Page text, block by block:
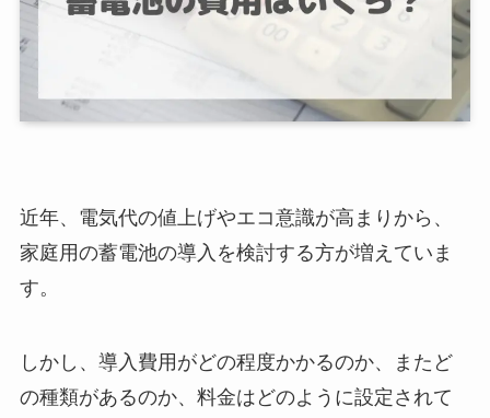
近年、電気代の値上げやエコ意識が高まりから、
家庭用の蓄電池の導入を検討する方が増えていま
す。
しかし、導入費用がどの程度かかるのか、またど
の種類があるのか、料金はどのように設定されて